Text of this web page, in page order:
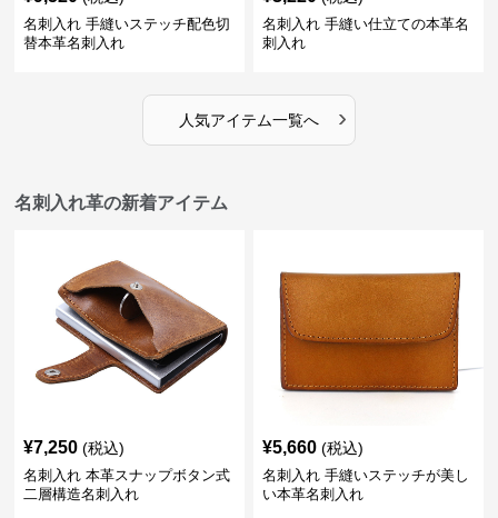
名刺入れ 手縫いステッチ配色切
替本革名刺入れ
名刺入れ 手縫い仕立ての本革名
刺入れ
人気アイテム一覧へ ›
名刺入れ革の新着アイテム
¥7,250 (税込)
名刺入れ 本革スナップボタン式
二層構造名刺入れ
¥5,660 (税込)
名刺入れ 手縫いステッチが美し
い本革名刺入れ